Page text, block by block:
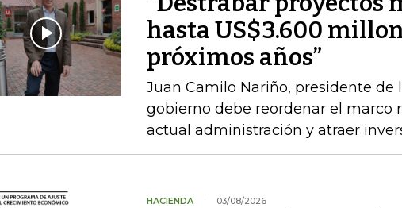
hasta US$3.600
próximos años”
Juan Camilo Nariño, presidente de
gobierno debe reordenar el marco
actual administración y atraer
HACIENDA 03/08/2026